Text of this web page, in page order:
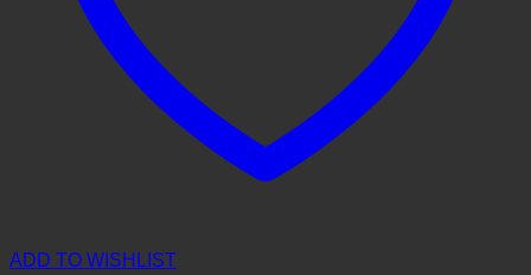
ADD TO WISHLIST